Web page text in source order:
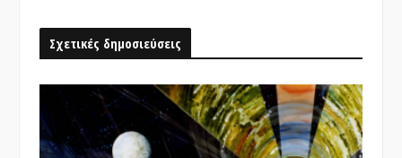
Σχετικές δημοσιεύσεις